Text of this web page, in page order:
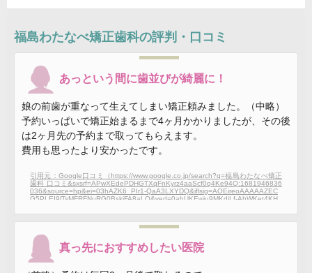
福島わたなべ矯正歯科の評判・口コミ
あっという間に歯並びが綺麗に！
娘の前歯が重なって生えてしまい矯正頼みました。（中略）
予約いっぱいで矯正始まるまで4ヶ月かかりましたが、その後
は2ヶ月先の予約まで取ってもらえます。
費用も思ったより安かったです。
引用元：Google口コミ（https://www.google.co.jp/search?q=福島わたなべ矯正
歯科 口コミ&sxsrf=APwXEdePDHGTXqFnKyrz4aaScf0q4Ke94Q:1681946836
036&source=hp&ei=03hAZK6_PIr1-QaA3LXYDQ&iflsig=AOEireoAAAAAZEC
G5PLEI9lTsMFRFNuRG0BskiFA8aLO&ved=0ahUKEwju9MKdjLf-AhWKet4KH
d3Mtd2l6EAMyBQgAEKIEMgUIABCiBDIFCAAQogQyBQgAEKIEOgcIIxDqAhA
nOgUIABCABDoHCAAQBBCABDoFCCEQoAFQpQxY00pguU9oCHAAeACAA
YECiAHsFZIBBjAuMTYuMpgBAKABAqABAbABCg&sclient=gws-wiz#lrd=0x5f8
a85d80ce2fbf9:0xefdec8767991ff9e,1,,,,）
真っ先におすすめしたい医院